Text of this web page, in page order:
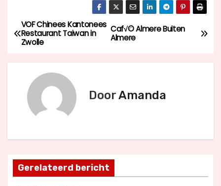
B
e
t
n
Caf√© Almere Buiten
Almere
VOF Chinees Kantonees
Restaurant Taiwan in
Zwolle
DoorAmanda
Gerelateerd bericht